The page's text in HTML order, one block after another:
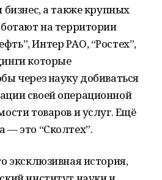
а также крупных
на территории
Интер РАО, “Ростех”,
которые
через науку добиваться
своей операционной
товаров и услуг. Ещё
— это “Сколтех”.
эксклюзивная история,